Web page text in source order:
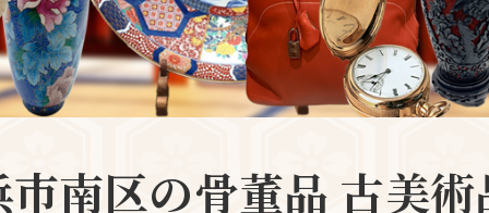
南区の骨董品 古美